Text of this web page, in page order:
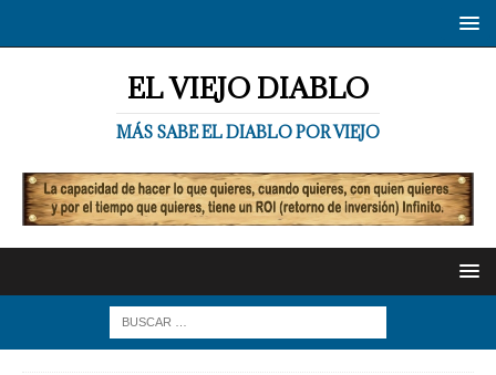
EL VIEJO DIABLO
MÁS SABE EL DIABLO POR VIEJO